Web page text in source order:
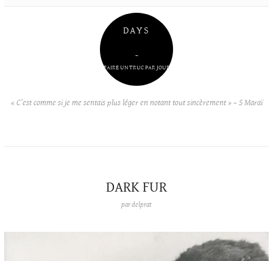
DAYS
–
FAIRE UN TRUC PAR JOUR
« C’est comme si je me sentais plus léger en notant tout sincèrement » – S Maraï
DARK FUR
pardelprat